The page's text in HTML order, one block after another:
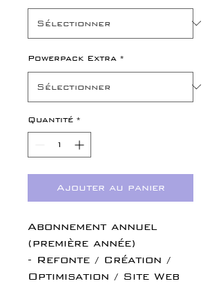
Powerpack Extra *
Quantité *
Ajouter au panier
Abonnement annuel
(première année)
- Refonte / Création /
Optimisation / Site Web